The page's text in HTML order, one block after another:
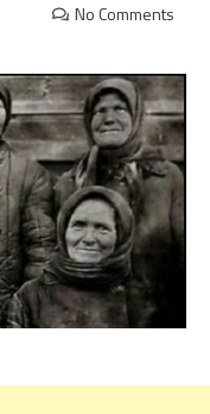
No Comments